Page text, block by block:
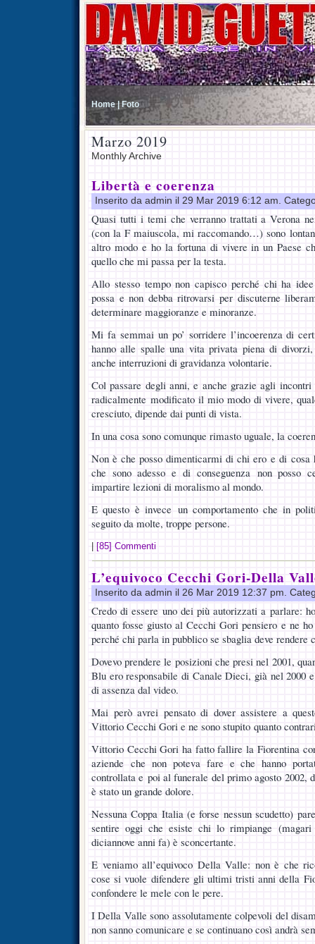
Home | Foto
Marzo 2019
Monthly Archive
Libertà e coerenza
Inserito da admin il 29 Mar 2019 6:12 am.
Quasi tutti i temi che verranno trattati a Verona
(con la F maiuscola, mi raccomando…) sono
altro modo e ho la fortuna di vivere in un Paese
quello che mi passa per la testa.
Allo stesso tempo non capisco perché chi ha
possa e non debba ritrovarsi per discuterne
determinare maggioranze e minoranze.
Mi fa semmai un po’ sorridere l’incoerenza di
hanno alle spalle una vita privata piena di
anche interruzioni di gravidanza volontarie.
Col passare degli anni, e anche grazie agli
radicalmente modificato il mio modo di vivere,
cresciuto, dipende dai punti di vista.
In una cosa sono comunque rimasto uguale, la
Non è che posso dimenticarmi di chi ero e di
che sono adesso e di conseguenza non posso
impartire lezioni di moralismo al mondo.
E questo è invece un comportamento che in
seguito da molte, troppe persone.
[85] Commenti
L’equivoco Cecchi Gori-Della
Inserito da admin il 26 Mar 2019 12:37 pm.
Credo di essere uno dei più autorizzati a parlare:
quanto fosse giusto al Cecchi Gori pensiero e ne
perché chi parla in pubblico se sbaglia deve rendere
Dovevo prendere le posizioni che presi nel 2001,
Blu ero responsabile di Canale Dieci, già nel 2000
di assenza dal video.
Mai però avrei pensato di dover assistere a
Vittorio Cecchi Gori e ne sono stupito quanto
Vittorio Cecchi Gori ha fatto fallire la Fiorentina
aziende che non poteva fare e che hanno
controllata e poi al funerale del primo agosto 2002,
è stato un grande dolore.
Nessuna Coppa Italia (e forse nessun scudetto)
sentire oggi che esiste chi lo rimpiange
diciannove anni fa) è sconcertante.
E veniamo all’equivoco Della Valle: non è che
cose si vuole difendere gli ultimi tristi anni della
confondere le mele con le pere.
I Della Valle sono assolutamente colpevoli del
non sanno comunicare e se continuano così andrà